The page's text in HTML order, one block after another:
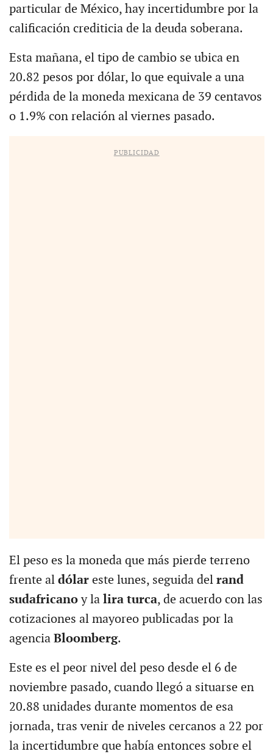
particular de México, hay incertidumbre por la
calificación crediticia de la deuda soberana.
Esta mañana, el tipo de cambio se ubica en
20.82 pesos por dólar, lo que equivale a una
pérdida de la moneda mexicana de 39 centavos
o 1.9% con relación al viernes pasado.
PUBLICIDAD
El peso es la moneda que más pierde terreno
frente al dólar este lunes, seguida del rand
sudafricanoy la lira turca, de acuerdo con las
cotizaciones al mayoreo publicadas por la
agencia Bloomberg.
Este es el peor nivel del peso desde el 6 de
noviembre pasado, cuando llegó a situarse en
20.88 unidades durante momentos de esa
jornada, tras venir de niveles cercanos a 22 por
la incertidumbre que había entonces sobre el